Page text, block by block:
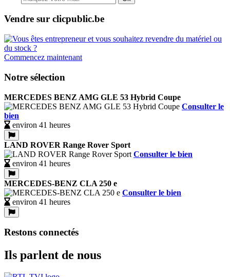
Vendre sur clicpublic.be
Commencez maintenant
Notre sélection
MERCEDES BENZ AMG GLE 53 Hybrid Coupe
Consulter le
bien
environ 41 heures
LAND ROVER Range Rover Sport
Consulter le bien
environ 41 heures
MERCEDES-BENZ CLA 250 e
Consulter le bien
environ 41 heures
Restons connectés
Ils parlent de nous